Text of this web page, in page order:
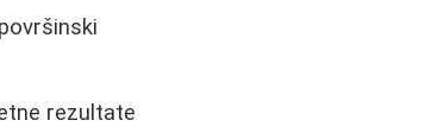
rezultate